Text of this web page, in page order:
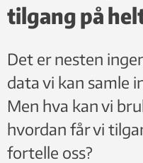
tilgang på
Det er nesten
data vi kan samle
Men hva kan vi
hvordan får vi
fortelle oss?